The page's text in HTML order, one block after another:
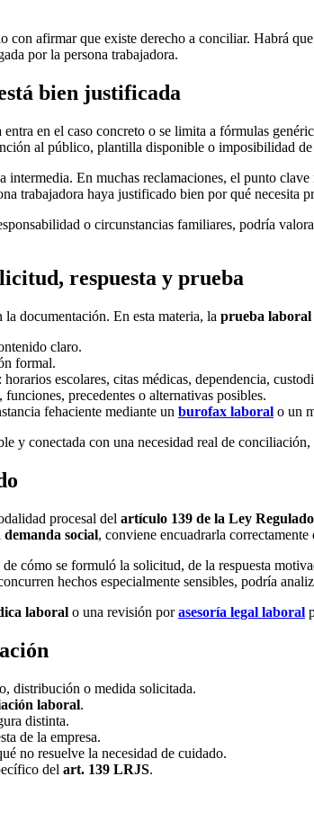
afirmar que existe derecho a conciliar. Habrá
por la persona trabajadora.
bien justificada
en el caso concreto o se limita a fórmulas
al público, plantilla disponible o imposibilidad de
En muchas reclamaciones, el punto
trabajadora haya justificado bien por qué necesita
o circunstancias familiares, podría
respuesta y prueba
documentación. En esta materia, la prueba laboral
claro.
formal.
: horarios escolares, citas médicas, dependencia,
precedentes o alternativas posibles.
fehaciente mediante un burofax laboral o un
y conectada con una necesidad real de
procesal del artículo 139 de la Ley
demanda social, conviene encuadrarla correctamente
cómo se formuló la solicitud, de la respuesta
hechos especialmente sensibles, podría
laboral o una revisión porasesoría legal laboral
distribución o medida solicitada.
laboral.
distinta.
de la empresa.
no resuelve la necesidad de cuidado.
del art. 139 LRJS.